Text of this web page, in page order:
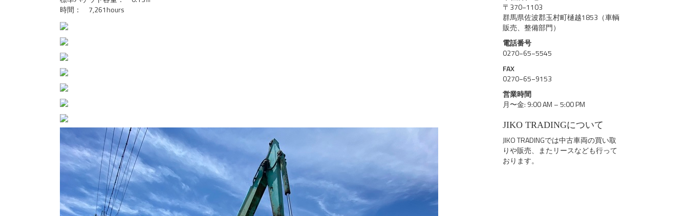
時間： 7,261hours
〒370−1103
群馬県佐波郡玉村町樋越1853（車輌
販売、整備部門）
電話番号
0270−65−5545
FAX
0270−65−9153
営業時間
月〜金: 9:00 AM – 5:00 PM
JIKO TRADINGについて
JIKO TRADINGでは中古車両の買い取
りや販売、またリースなども行って
おります。